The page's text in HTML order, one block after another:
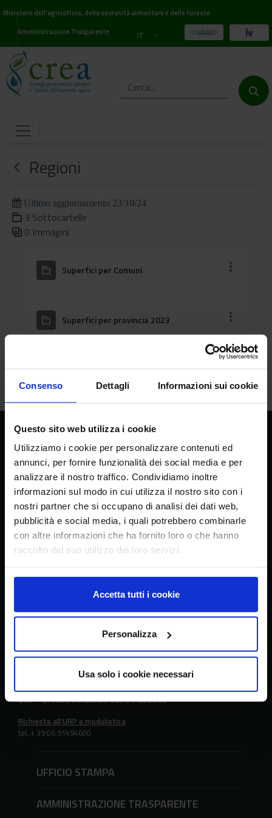
Consenso Dettagli Informazioni sui cookie
Questo sito web utilizza i cookie
Utilizziamo i cookie per personalizzare contenuti ed
annunci, per fornire funzionalità dei social media e per
analizzare il nostro traffico. Condividiamo inoltre
informazioni sul modo in cui utilizza il nostro sito con i
nostri partner che si occupano di analisi dei dati web,
pubblicità e social media, i quali potrebbero combinarle
con altre informazioni che ha fornito loro o che hanno
raccolto dal suo utilizzo dei loro servizi.
Accetta tutti i cookie
Personalizza
Usa solo i cookie necessari
Ministero dell'agricoltura, della sovranità alimentare e delle foreste
Amministrazione Trasparente
IT
Regioni
Ultimo aggiornamento 23/10/24
3 Sottocartelle
0 Immagini
Superfici per Comuni
Superfici per provincia 2023
Superfici per regione-provincia
CREA
Consiglio per la ricerca in agricoltura e
l’analisi dell’economia agraria
Sede principale
Via della Navicella 2/4, 00184 Roma
C.F.: 97231970589
Contatti
emailcrea@crea.gov.it
URP - Ufficio Relazioni con il Pubblico
Richieste all'URP e modulistica
tel. + 39 06 51494600
UFFICIO STAMPA
AMMINISTRAZIONE TRASPARENTE